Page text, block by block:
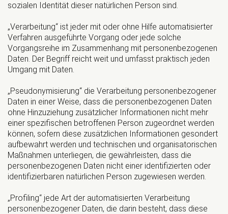
sozialen Identität dieser natürlichen Person sind.
„Verarbeitung“ ist jeder mit oder ohne Hilfe automatisierter
Verfahren ausgeführte Vorgang oder jede solche
Vorgangsreihe im Zusammenhang mit personenbezogenen
Daten. Der Begriff reicht weit und umfasst praktisch jeden
Umgang mit Daten.
„Pseudonymisierung“ die Verarbeitung personenbezogener
Daten in einer Weise, dass die personenbezogenen Daten
ohne Hinzuziehung zusätzlicher Informationen nicht mehr
einer spezifischen betroffenen Person zugeordnet werden
können, sofern diese zusätzlichen Informationen gesondert
aufbewahrt werden und technischen und organisatorischen
Maßnahmen unterliegen, die gewährleisten, dass die
personenbezogenen Daten nicht einer identifizierten oder
identifizierbaren natürlichen Person zugewiesen werden.
„Profiling“ jede Art der automatisierten Verarbeitung
personenbezogener Daten, die darin besteht, dass diese